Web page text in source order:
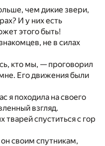
чем дикие звери,
И у них есть
этого быть!
не в силах
кто мы, — проговорил
Его движения были
я походила на своего
взгляд.
тварей спуститься с гор
своим спутникам,